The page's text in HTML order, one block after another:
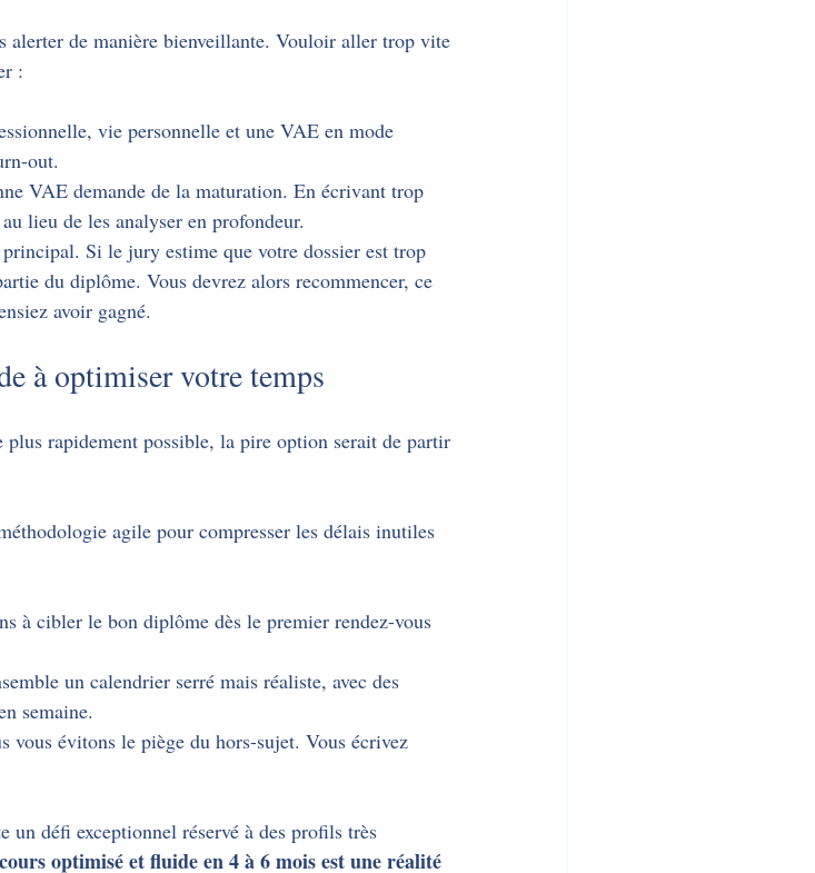
alerter de manière bienveillante. Vouloir aller trop vite
:
vie personnelle et une VAE en mode
out.
VAE demande de la maturation. En écrivant trop
lieu de les analyser en profondeur.
Si le jury estime que votre dossier est trop
du diplôme. Vous devrez alors recommencer, ce
avoir gagné.
à optimiser votre temps
rapidement possible, la pire option serait de partir
agile pour compresser les délais inutiles
à cibler le bon diplôme dès le premier rendez-vous
un calendrier serré mais réaliste, avec des
semaine.
vous évitons le piège du hors-sujet. Vous écrivez
défi exceptionnel réservé à des profils très
optimisé et fluide en 4 à 6 mois est une réalité